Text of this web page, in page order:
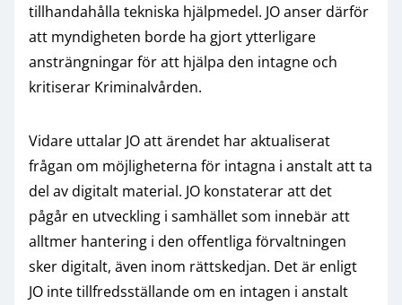
tillhandahålla tekniska hjälpmedel. JO anser därför
att myndigheten borde ha gjort ytterligare
ansträngningar för att hjälpa den intagne och
kritiserar Kriminalvården.
Vidare uttalar JO att ärendet har aktualiserat
frågan om möjligheterna för intagna i anstalt att ta
del av digitalt material. JO konstaterar att det
pågår en utveckling i samhället som innebär att
alltmer hantering i den offentliga förvaltningen
sker digitalt, även inom rättskedjan. Det är enligt
JO inte tillfredsställande om en intagen i anstalt